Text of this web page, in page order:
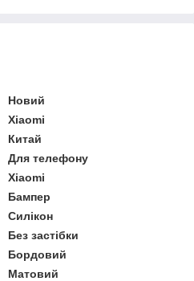
Новий
Xiaomi
Китай
Для телефону
Xiaomi
Бампер
Силікон
Без застібки
Бордовий
Матовий